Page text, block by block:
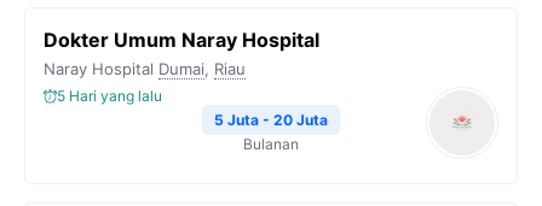
Dokter Umum Naray Hospital
Naray Hospital Dumai, Riau
5 Hari yang lalu
5 Juta - 20 Juta
Bulanan